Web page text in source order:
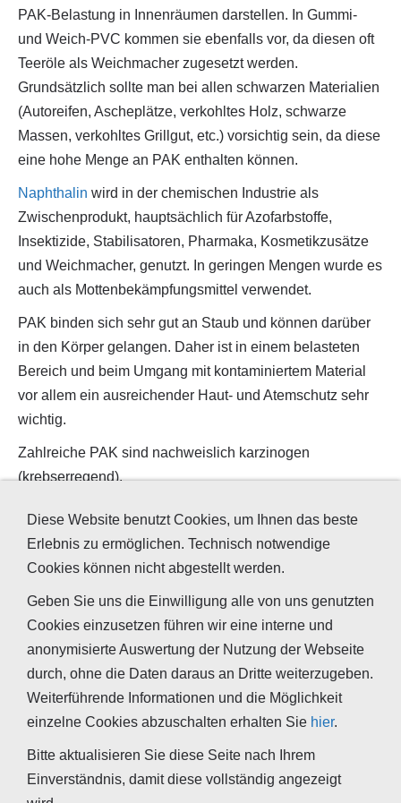
PAK-Belastung in Innenräumen darstellen. In Gummi-
und Weich-PVC kommen sie ebenfalls vor, da diesen oft
Teeröle als Weichmacher zugesetzt werden.
Grundsätzlich sollte man bei allen schwarzen Materialien
(Autoreifen, Ascheplätze, verkohltes Holz, schwarze
Massen, verkohltes Grillgut, etc.) vorsichtig sein, da diese
eine hohe Menge an PAK enthalten können.
Naphthalin wird in der chemischen Industrie als
Zwischenprodukt, hauptsächlich für Azofarbstoffe,
Insektizide, Stabilisatoren, Pharmaka, Kosmetikzusätze
und Weichmacher, genutzt. In geringen Mengen wurde es
auch als Mottenbekämpfungsmittel verwendet.
PAK binden sich sehr gut an Staub und können darüber
in den Körper gelangen. Daher ist in einem belasteten
Bereich und beim Umgang mit kontaminiertem Material
vor allem ein ausreichender Haut- und Atemschutz sehr
wichtig.
Zahlreiche PAK sind nachweislich karzinogen
(krebserregend).
EINZELSUBSTANZEN
Phenanthren
Naphtalin
Anthracen
Benzo[a]pyren
2-Mehylnaphtalin
Diese Website benutzt Cookies, um Ihnen das beste
Erlebnis zu ermöglichen. Technisch notwendige
Cookies können nicht abgestellt werden.
Geben Sie uns die Einwilligung alle von uns genutzten
Cookies einzusetzen führen wir eine interne und
anonymisierte Auswertung der Nutzung der Webseite
durch, ohne die Daten daraus an Dritte weiterzugeben.
Weiterführende Informationen und die Möglichkeit
einzelne Cookies abzuschalten erhalten Sie hier.
Bitte aktualisieren Sie diese Seite nach Ihrem
Einverständnis, damit diese vollständig angezeigt